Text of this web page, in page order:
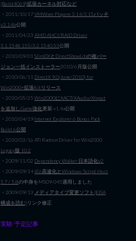
(Build4069)拡張カーネル対応など
・2011/10/17VMWare Playere 3.14/3.15パッチ
v3.14b公開
・2011/04/23 AMD AHCI/RAID Driver
3.1.1548.155/3.2.1540.53公開
・2010/09/01 SlimDXとDirectShowLibの複バー
ジョン一括インストーラー2010/6月版公開
・2010/06/11 DirectX 9.0(June/2010) for
Win2000+拡張Kitリリース
・2010/05/25 Win2000にXACT/XAudio/XInput
を追加しGame強化更新 v1.4a公開
・2010/04/19 Internet Explorer 6 Bonus Pack
Build 6公開
・2010/03/16 ATI Radeon Driver for Win2000
Legacy版 10.2
・2009/11/02 Dependency Walker 日本語化v2
・2009/09/14 IE6高速化とWindows Script Host
5.7 / 5.8の中身をMS09-045適用しました
・2009/09/13 メディアタイプ変更ソフト(EISA
構成を読む) リンク修正
実験/予定記事